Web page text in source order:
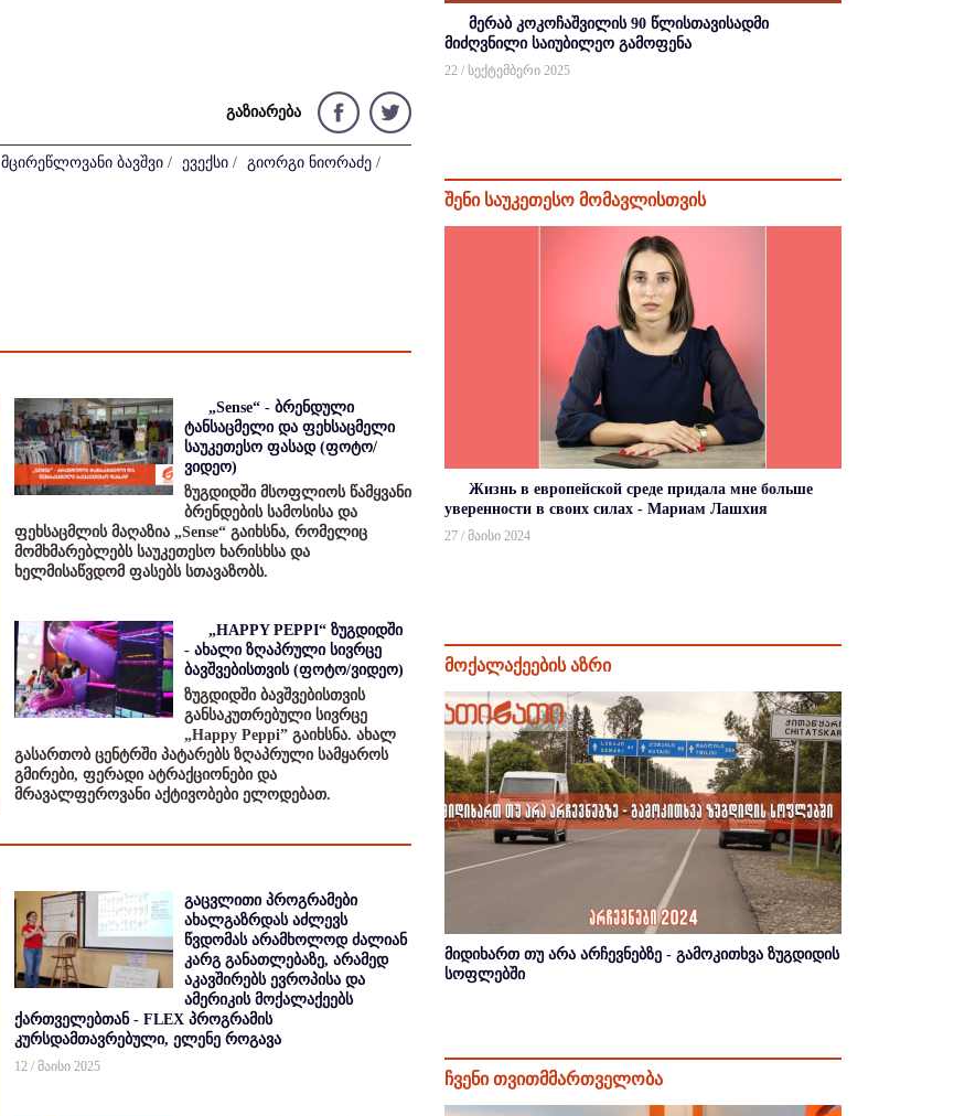
გაზიარება
მცირეწლოვანი ბავშვი / ევექსი / გიორგი ნიორაძე /
„Sense“ - ბრენდული
ტანსაცმელი და ფეხსაცმელი
საუკეთესო ფასად (ფოტო/
ვიდეო)
ზუგდიდში მსოფლიოს წამყვანი
ბრენდების სამოსისა და
ფეხსაცმლის მაღაზია „Sense“ გაიხსნა, რომელიც
მომხმარებლებს საუკეთესო ხარისხსა და
ხელმისაწვდომ ფასებს სთავაზობს.
„HAPPY PEPPI“ ზუგდიდში
- ახალი ზღაპრული სივრცე
ბავშვებისთვის (ფოტო/ვიდეო)
ზუგდიდში ბავშვებისთვის
განსაკუთრებული სივრცე
„Happy Peppi” გაიხსნა. ახალ
გასართობ ცენტრში პატარებს ზღაპრული სამყაროს
გმირები, ფერადი ატრაქციონები და
მრავალფეროვანი აქტივობები ელოდებათ.
გაცვლითი პროგრამები
ახალგაზრდას აძლევს
წვდომას არამხოლოდ ძალიან
კარგ განათლებაზე, არამედ
აკავშირებს ევროპისა და
ამერიკის მოქალაქეებს
ქართველებთან - FLEX პროგრამის
კურსდამთავრებული, ელენე როგავა
12 / მაისი 2025
მერაბ კოკოჩაშვილის 90 წლისთავისადმი
მიძღვნილი საიუბილეო გამოფენა
22 / სექტემბერი 2025
შენი საუკეთესო მომავლისთვის
Жизнь в европейской среде придала мне больше
уверенности в своих силах - Мариам Лашхия
27 / მაისი 2024
მოქალაქეების აზრი
მიდიხართ თუ არა არჩევნებზე - გამოკითხვა ზუგდიდის
სოფლებში
ჩვენი თვითმმართველობა